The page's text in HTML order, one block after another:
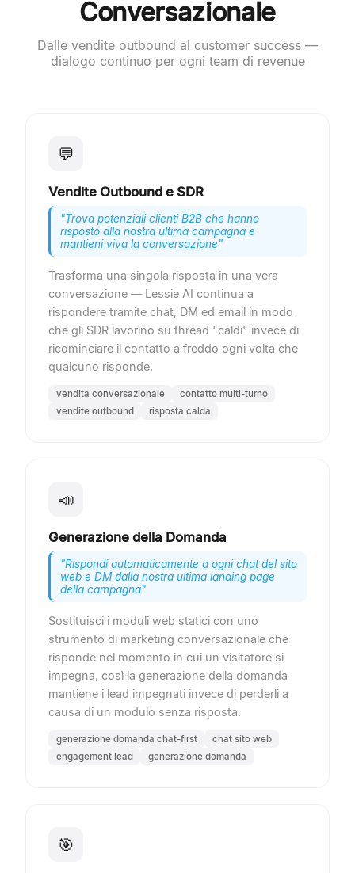
Conversazionale
Dalle vendite outbound al customer success —
dialogo continuo per ogni team di revenue
💬
Vendite Outbound e SDR
"Trova potenziali clienti B2B che hanno
risposto alla nostra ultima campagna e
mantieni viva la conversazione"
Trasforma una singola risposta in una vera
conversazione — Lessie AI continua a
rispondere tramite chat, DM ed email in modo
che gli SDR lavorino su thread "caldi" invece di
ricominciare il contatto a freddo ogni volta che
qualcuno risponde.
vendita conversazionale
contatto multi-turno
vendite outbound
risposta calda
📣
Generazione della Domanda
"Rispondi automaticamente a ogni chat del sito
web e DM dalla nostra ultima landing page
della campagna"
Sostituisci i moduli web statici con uno
strumento di marketing conversazionale che
risponde nel momento in cui un visitatore si
impegna, così la generazione della domanda
mantiene i lead impegnati invece di perderli a
causa di un modulo senza risposta.
generazione domanda chat-first
chat sito web
engagement lead
generazione domanda
🎯